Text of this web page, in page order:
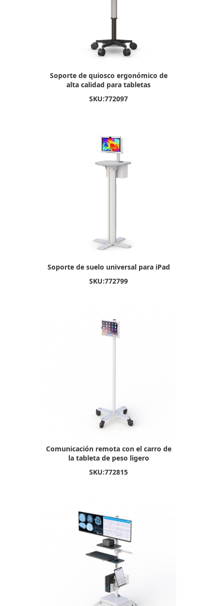
Soporte de quiosco ergonómico de
alta calidad para tabletas
SKU:772097
Soporte de suelo universal para iPad
SKU:772799
Comunicación remota con el carro de
la tableta de peso ligero
SKU:772815